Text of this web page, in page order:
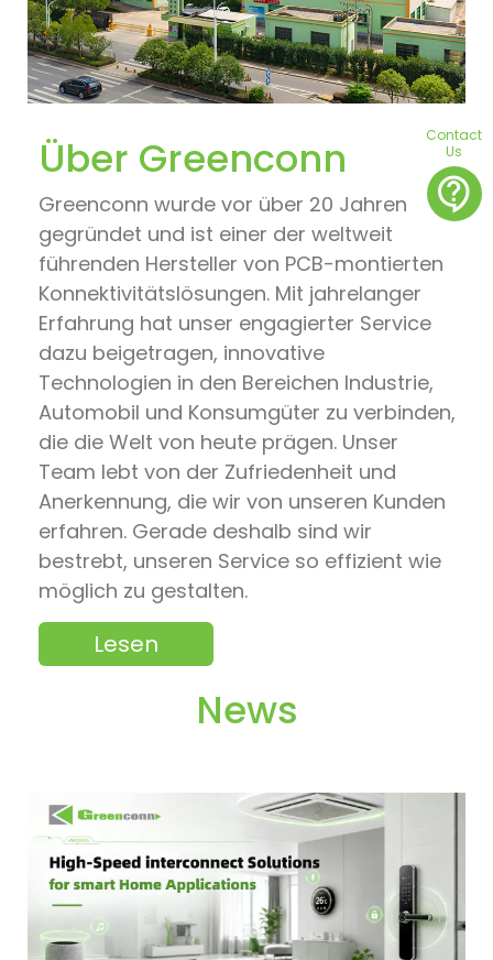
Über Greenconn
Greenconn wurde vor über 20 Jahren
gegründet und ist einer der weltweit
führenden Hersteller von PCB-montierten
Konnektivitätslösungen. Mit jahrelanger
Erfahrung hat unser engagierter Service
dazu beigetragen, innovative
Technologien in den Bereichen Industrie,
Automobil und Konsumgüter zu verbinden,
die die Welt von heute prägen. Unser
Team lebt von der Zufriedenheit und
Anerkennung, die wir von unseren Kunden
erfahren. Gerade deshalb sind wir
bestrebt, unseren Service so effizient wie
möglich zu gestalten.
Lesen
News
Contact
Us
contact_support